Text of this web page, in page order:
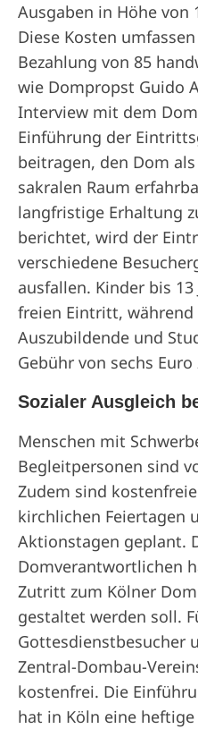
Ausgaben in Höhe
Diese Kosten
Bezahlung von 85
wie Dompropst Guido
Interview mit dem
Einführung der
beitragen, den Dom
sakralen Raum
langfristige Erhaltung
berichtet, wird der
verschiedene
ausfallen. Kinder bis
freien Eintritt, während
Auszubildende und
Gebühr von sechs
Sozialer Ausgleich
Menschen mit
Begleitpersonen sind
Zudem sind
kirchlichen Feiertagen
Aktionstagen geplant.
Domverantwortlichen
Zutritt zum Kölner
gestaltet werden soll.
Gottesdienstbesucher
Zentral-Dombau-
kostenfrei. Die
hat in Köln eine